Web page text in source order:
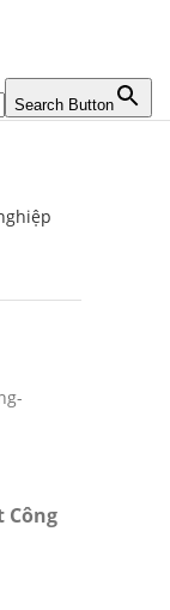
Search Button
Công